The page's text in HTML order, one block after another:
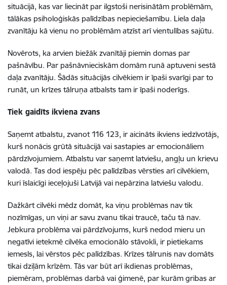
situācijā, kas var liecināt par ilgstoši nerisinātām problēmām,
tālākas psiholoģiskās palīdzības nepieciešamību. Liela daļa
zvanītāju kā vienu no problēmām atzīst arī vientulības sajūtu.
Novērots, ka arvien biežāk zvanītāji piemin domas par
pašnāvību. Par pašnāvnieciskām domām runā aptuveni sestā
daļa zvanītāju. Šādās situācijās cilvēkiem ir īpaši svarīgi par to
runāt, un krīzes tālruņa atbalsts tam ir īpaši noderīgs.
Tiek gaidīts ikviena zvans
Saņemt atbalstu, zvanot 116 123, ir aicināts ikviens iedzīvotājs,
kurš nonācis grūtā situācijā vai sastapies ar emocionāliem
pārdzīvojumiem. Atbalstu var saņemt latviešu, angļu un krievu
valodā. Tas dod iespēju pēc palīdzības vērsties arī cilvēkiem,
kuri īslaicīgi ieceļojuši Latvijā vai nepārzina latviešu valodu.
Dažkārt cilvēki mēdz domāt, ka viņu problēmas nav tik
nozīmīgas, un viņi ar savu zvanu tikai traucē, taču tā nav.
Jebkura problēma vai pārdzīvojums, kurš nedod mieru un
negatīvi ietekmē cilvēka emocionālo stāvokli, ir pietiekams
iemesls, lai vērstos pēc palīdzības. Krīzes tālrunis nav domāts
tikai dziļām krīzēm. Tās var būt arī ikdienas problēmas,
piemēram, problēmas darbā vai ģimenē, par kurām gribas ar